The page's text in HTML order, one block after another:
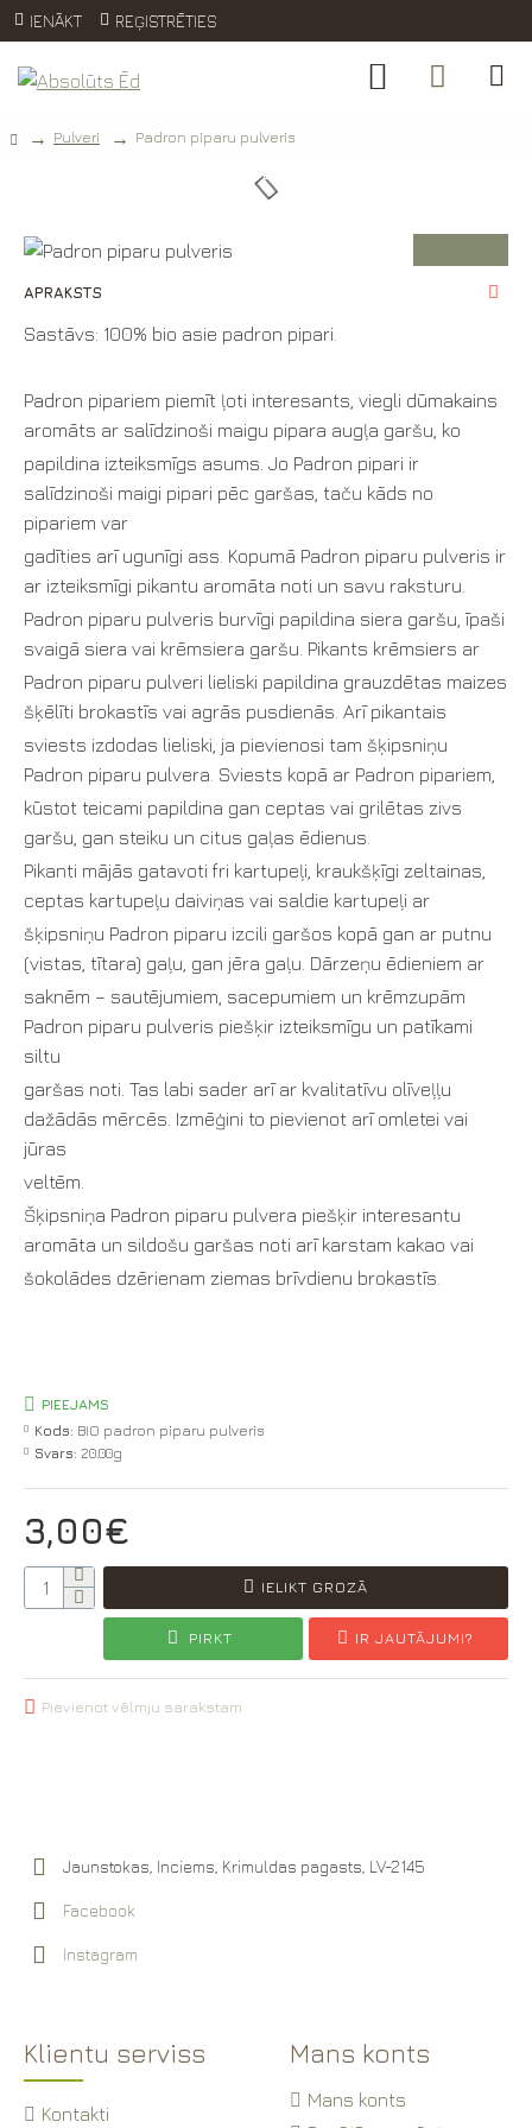
IENĀKT REĢISTRĒTIES
Pulveri Padron piparu pulveris
Padron piparu
pulveris
APRAKSTS
Sastāvs: 100% bio asie padron pipari.
Padron pipariem piemīt ļoti interesants, viegli dūmakains
aromāts ar salīdzinoši maigu pipara augļa garšu, ko
papildina izteiksmīgs asums. Jo Padron pipari ir
salīdzinoši maigi pipari pēc garšas, taču kāds no
pipariem var
gadīties arī ugunīgi ass. Kopumā Padron piparu pulveris ir
ar izteiksmīgi pikantu aromāta noti un savu raksturu.
Padron piparu pulveris burvīgi papildina siera garšu, īpaši
svaigā siera vai krēmsiera garšu. Pikants krēmsiers ar
Padron piparu pulveri lieliski papildina grauzdētas maizes
šķēlīti brokastīs vai agrās pusdienās. Arī pikantais
sviests izdodas lieliski, ja pievienosi tam šķipsniņu
Padron piparu pulvera. Sviests kopā ar Padron pipariem,
kūstot teicami papildina gan ceptas vai grilētas zivs
garšu, gan steiku un citus gaļas ēdienus.
Pikanti mājās gatavoti fri kartupeļi, kraukšķīgi zeltainas,
ceptas kartupeļu daiviņas vai saldie kartupeļi ar
šķipsniņu Padron piparu izcili garšos kopā gan ar putnu
(vistas, tītara) gaļu, gan jēra gaļu. Dārzeņu ēdieniem ar
saknēm – sautējumiem, sacepumiem un krēmzupām
Padron piparu pulveris piešķir izteiksmīgu un patīkami
siltu
garšas noti. Tas labi sader arī ar kvalitatīvu olīveļļu
dažādās mērcēs. Izmēģini to pievienot arī omletei vai
jūras
veltēm.
Šķipsniņa Padron piparu pulvera piešķir interesantu
aromāta un sildošu garšas noti arī karstam kakao vai
šokolādes dzērienam ziemas brīvdienu brokastīs.
3,00€
PIEEJAMS
Kods: BIO padron piparu pulveris
Svars: 20.00g
IELIKT GROZĀ
PIRKT IR JAUTĀJUMI?
Pievienot vēlmju sarakstam
Jaunstokas, Inciems, Krimuldas pagasts, LV-2145
Facebook
Instagram
Klientu serviss
Kontakti
Mans konts
Mans konts